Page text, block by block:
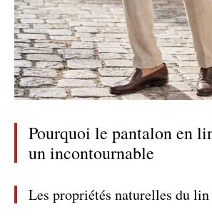
Pourquoi le pantalon en
un incontournable
Les propriétés naturelles du lin